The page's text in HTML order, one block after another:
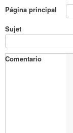
Página principal
Sujet
Comentario